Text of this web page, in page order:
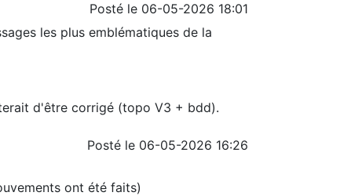
Posté le 06-05-2026 18:01
les plus emblématiques de la
d'être corrigé (topo V3 + bdd).
Posté le 06-05-2026 16:26
ont été faits)